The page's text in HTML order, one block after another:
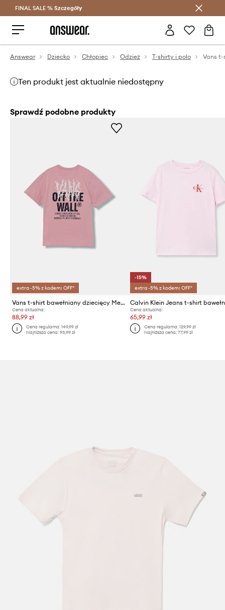
Oszczędzaj z Answear Club >
FINAL SALE % Szczegóły
Answear Dziecko Chłopiec Odzież T-shirty i polo
Ten produkt jest aktualnie niedostępny
Sprawdź podobne produkty
extra -5% z kodem: OFF*
Vans t-shirt bawełniany dziecięcy Metal Wall SS
Cena aktualna:
88,99 zł
Cena regularna:149,99 zł
Najniższa cena:93,99 zł
-15%
extra -5% z kodem: OFF*
Cena aktualna:
65,99 zł
Cena regularna: 129,99 zł
Najniższa cena: 77,99 zł